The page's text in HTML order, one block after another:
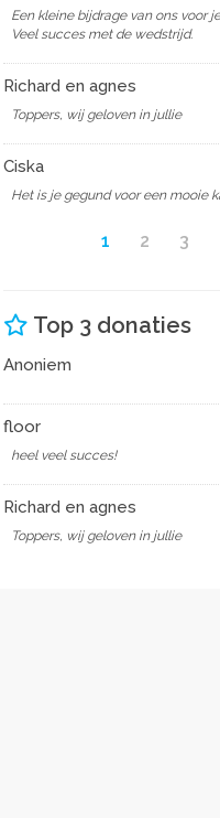
Een kleine bijdrage van ons voor
Veel succes met de wedstrijd.
Richard en agnes
Toppers, wij geloven in jullie
Ciska
Het is je gegund voor een mooie
1 2 3
Top 3 donaties
Anoniem
floor
heel veel succes!
Richard en agnes
Toppers, wij geloven in jullie